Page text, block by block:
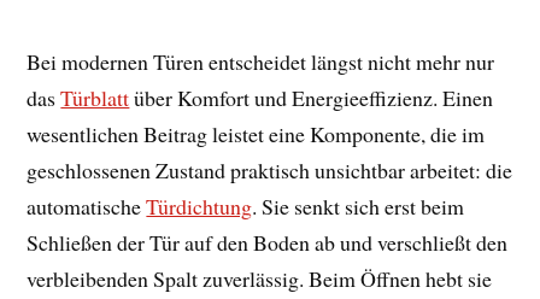
Bei modernen Türen entscheidet längst nicht mehr nur
dasTürblattüber Komfort und Energieeffizienz. Einen
wesentlichen Beitrag leistet eine Komponente, die im
geschlossenen Zustand praktisch unsichtbar arbeitet: die
automatischeTürdichtung. Sie senkt sich erst beim
Schließen der Tür auf den Boden ab und verschließt den
verbleibenden Spalt zuverlässig. Beim Öffnen hebt sie